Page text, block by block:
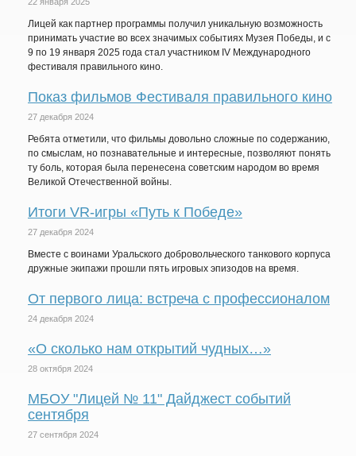
Лицей как партнер программы получил уникальную возможность
принимать участие во всех значимых событиях Музея Победы, и с
9 по 19 января 2025 года стал участником IV Международного
фестиваля правильного кино.
Показ фильмов Фестиваля правильного кино
27 декабря 2024
Ребята отметили, что фильмы довольно сложные по содержанию,
по смыслам, но познавательные и интересные, позволяют понять
ту боль, которая была перенесена советским народом во время
Великой Отечественной войны.
Итоги VR-игры «Путь к Победе»
27 декабря 2024
Вместе с воинами Уральского добровольческого танкового корпуса
дружные экипажи прошли пять игровых эпизодов на время.
От первого лица: встреча с профессионалом
24 декабря 2024
«О сколько нам открытий чудных…»
28 октября 2024
МБОУ "Лицей № 11" Дайджест событий
сентября
27 сентября 2024